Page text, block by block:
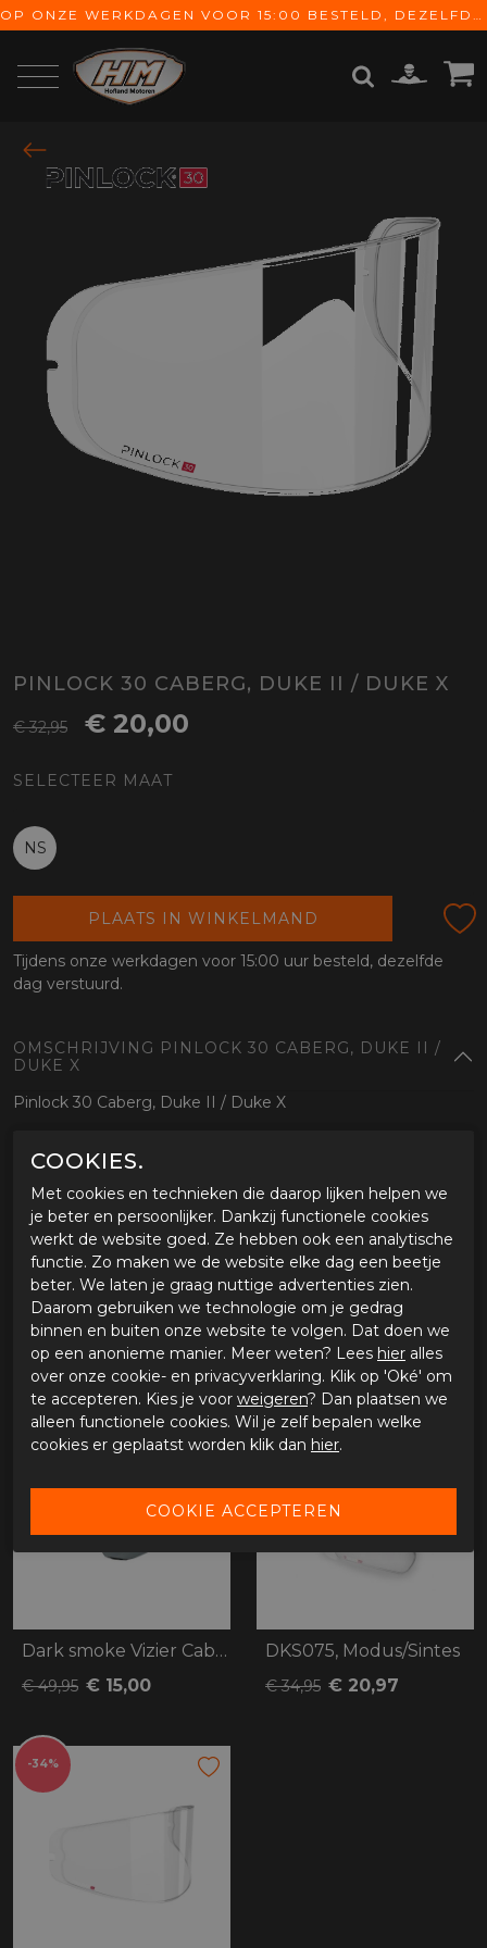
OP ONZE WERKDAGEN VOOR 15:00 BESTELD, DEZELFDE DAG VERZONDEN! GRATIS VERZENDING VANAF € 65,-
PINLOCK 30 CABERG, DUKE II / DUKE X
€ 32,95 € 20,00
SELECTEER MAAT
NS
PLAATS IN WINKELMAND
Tijdens onze werkdagen voor 15:00 uur besteld, dezelfde
dag verstuurd.
OMSCHRIJVING PINLOCK 30 CABERG, DUKE II /
DUKE X
Pinlock 30 Caberg, Duke II / Duke X
SPECIFICATIES PINLOCK 30 CABERG, DUKE II /
Merk
Caberg
Leveranciercode
7669153998
Categorie
Vizieren
Materiaal buitenkant
Bestelcode
567669153998
GERELATEERDE PRODUCTEN
-70%
Dark smoke Vizier Caberg Stunt/X trace
€ 49,95 € 15,00
-40%
DKS075, Modus/Sintes
€ 34,95 € 20,97
-34%
COOKIES.
Met cookies en technieken die daarop lijken helpen we
je beter en persoonlijker. Dankzij functionele cookies
werkt de website goed. Ze hebben ook een analytische
functie. Zo maken we de website elke dag een beetje
beter. We laten je graag nuttige advertenties zien.
Daarom gebruiken we technologie om je gedrag
binnen en buiten onze website te volgen. Dat doen we
op een anonieme manier. Meer weten? Lees hier alles
over onze cookie- en privacyverklaring. Klik op 'Oké' om
te accepteren. Kies je voor weigeren? Dan plaatsen we
alleen functionele cookies. Wil je zelf bepalen welke
cookies er geplaatst worden klik dan hier.